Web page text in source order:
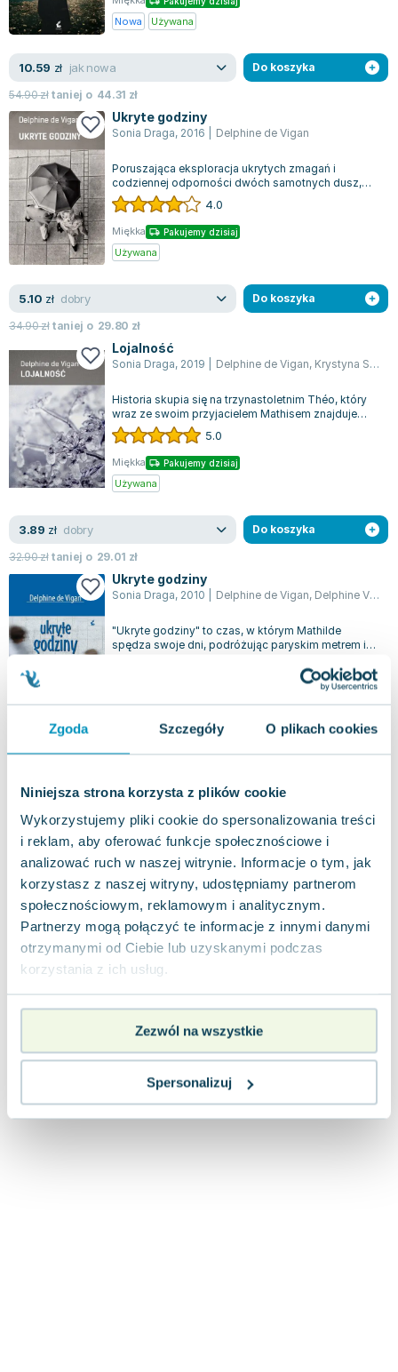
Zgoda Szczegóły O plikach cookies
Niniejsza strona korzysta z plików cookie
Wykorzystujemy pliki cookie do spersonalizowania treści
i reklam, aby oferować funkcje społecznościowe i
analizować ruch w naszej witrynie. Informacje o tym, jak
korzystasz z naszej witryny, udostępniamy partnerom
społecznościowym, reklamowym i analitycznym.
Partnerzy mogą połączyć te informacje z innymi danymi
otrzymanymi od Ciebie lub uzyskanymi podczas
korzystania z ich usług.
Zezwól na wszystkie
Spersonalizuj
Joseph Murphy
Jan Sztaudynger
Oscar Wilde
Małgorzata Ohme
Maddie Ziegler
Leszek Czarnecki
Joanna Racewicz
Maria Seweryn
Janina Zającówna
Eric Helms
Anna Prus (oprac.)
Agnieszka Maciąg
Barbara Wrzesińska
Terry Pratchett
Virginia Woolf
Lorraine Warren
Ajahn Brahm
Lucinda Riley
Jacek Walkiewicz
Nowa Używana
10.59 zł jak nowa
54.90złtaniej o 44.31 zł
Do koszyka
Ukryte godziny
Sonia Draga, 2016 Delphine de Vigan
Poruszająca eksploracja ukrytych zmagań i
codziennej odporności dwóch samotnych dusz,
które poruszają się w gwarnym chaosie miejsk...
4.0
Miękka Pakujemy dzisiaj
Używana
5.10 zł dobry
34.90złtaniej o 29.80 zł
Do koszyka
Lojalność
Sonia Draga, 2019 Delphine de Vigan, Krystyna Szeżyńska-Mackowiak
Historia skupia się na trzynastoletnim Théo, który
wraz ze swoim przyjacielem Mathisem znajduje
ukojenie w pokusie alkoholu, gdy p...
5.0
Miękka Pakujemy dzisiaj
Używana
3.89 zł dobry
32.90złtaniej o 29.01 zł
Do koszyka
Ukryte godziny
Sonia Draga, 2010 Delphine de Vigan, Delphine Vigan
"Ukryte godziny" to czas, w którym Mathilde
spędza swoje dni, podróżując paryskim metrem i
jak nowa
17.45złtaniej o13.09zł